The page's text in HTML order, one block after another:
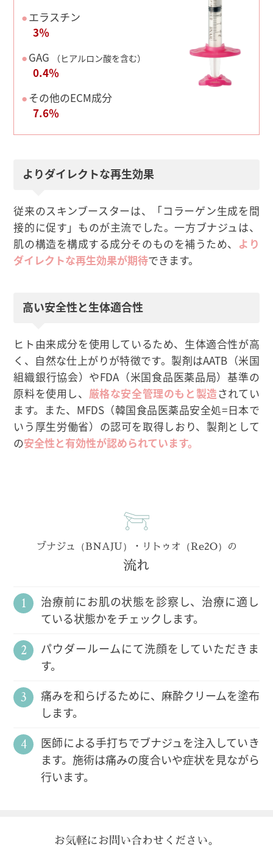
●エラスチン
3％
●GAG （ヒアルロン酸を含む）
0.4％
●その他のECM成分
7.6％
よりダイレクトな再生効果
従来のスキンブースターは、「コラーゲン生成を間
接的に促す」ものが主流でした。一方ブナジュは、
肌の構造を構成する成分そのものを補うため、 より
ダイレクトな再生効果が期待できます。
高い安全性と生体適合性
ヒト由来成分を使用しているため、生体適合性が高
く、自然な仕上がりが特徴です。製剤はAATB（米国
組織銀行協会）やFDA（米国食品医薬品局）基準の
原料を使用し、 厳格な安全管理のもと製造されてい
ます。また、MFDS（韓国食品医薬品安全処=日本で
いう厚生労働省）の認可を取得しおり、製剤として
の安全性と有効性が認められています。
ブナジュ（BNAJU）・リトゥオ（Re2O）の
流れ
治療前にお肌の状態を診察し、治療に適し
ている状態かをチェックします。
パウダールームにて洗顔をしていただきま
す。
痛みを和らげるために、麻酔クリームを塗布
します。
医師による手打ちでブナジュを注入していき
ます。施術は痛みの度合いや症状を見ながら
行います。
お気軽にお問い合わせください。